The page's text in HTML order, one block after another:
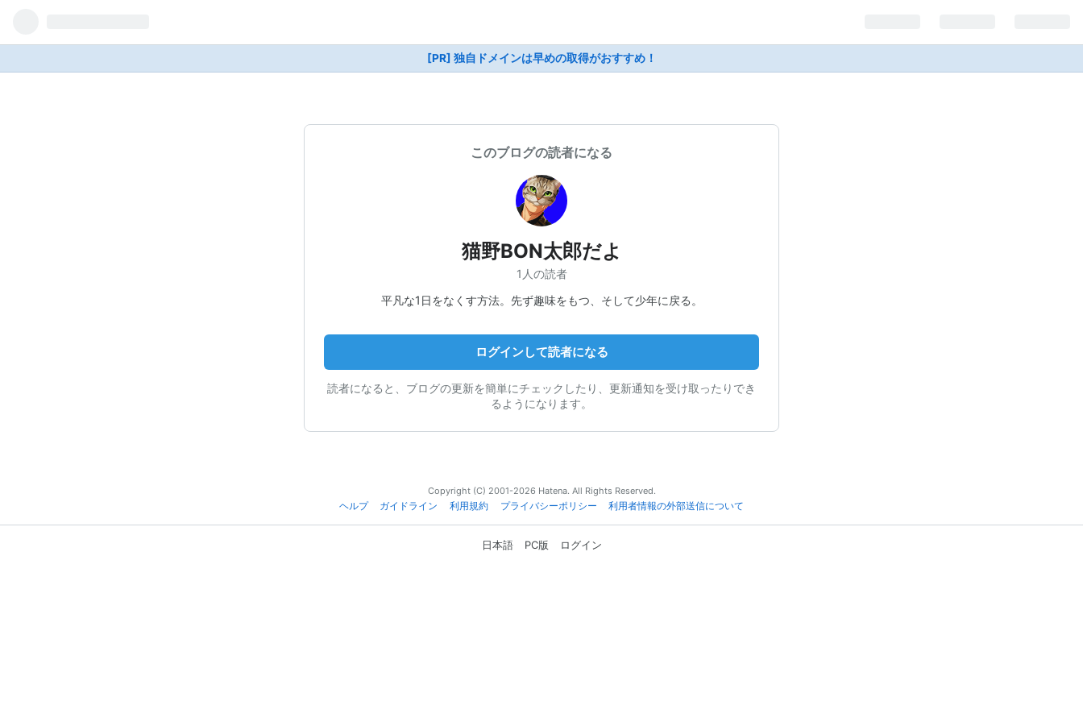
[PR] 独自ドメインは早めの取得がおすすめ！
このブログの読者になる
猫野BON太郎だよ
1人の読者
平凡な1日をなくす方法。先ず趣味をもつ、そして少年に戻る。
ログインして読者になる
読者になると、ブログの更新を簡単にチェックしたり、更新通知を受け取ったりでき
るようになります。
Copyright (C) 2001-2026 Hatena. All Rights Reserved.
ヘルプ
ガイドライン 利用規約 プライバシーポリシー 利用者情報の外部送信について
日本語 PC版 ログイン